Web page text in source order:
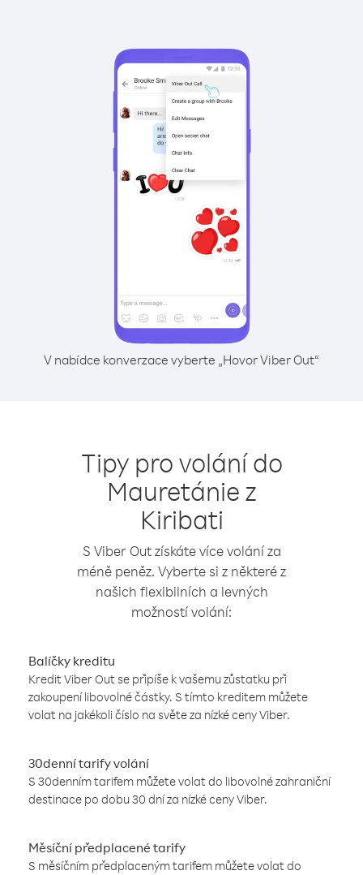
V nabídce konverzace vyberte „Hovor Viber Out“
Tipy pro volání do
Mauretánie z
Kiribati
S Viber Out získáte více volání za
méně peněz. Vyberte si z některé z
našich flexibilních a levných
možností volání:
Balíčky kreditu
Kredit Viber Out se připíše k vašemu zůstatku při
zakoupení libovolné částky. S tímto kreditem můžete
volat na jakékoli číslo na světe za nízké ceny Viber.
30denní tarify volání
S 30denním tarifem můžete volat do libovolné zahraniční
destinace po dobu 30 dní za nízké ceny Viber.
Měsíční předplacené tarify
S měsíčním předplaceným tarifem můžete volat do